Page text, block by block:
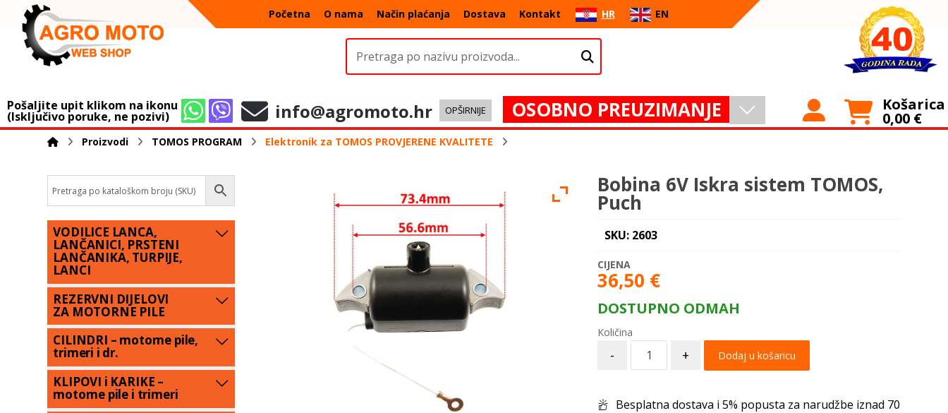
Početna O nama Način plaćanja Dostava Kontakt HR EN
Pošaljite upit klikom na ikonu
(Isključivo poruke, ne pozivi) info@agromoto.hr OPŠIRNIJE OSOBNO PREUZIMANJE Košarica
0,00 €
Proizvodi TOMOS PROGRAM Elektronik za TOMOS PROVJERENE KVALITETE
Bobina 6V Iskra sistem TOMOS,
Puch
SKU: 2603
36,50 €
DOSTUPNO ODMAH
- + Dodaj u košaricu
Besplatna dostava i 5% popusta za narudžbe iznad 70
VODILICE LANCA,
LANČANICI, PRSTENI
LANČANIKA, TURPIJE,
LANCI
REZERVNI DIJELOVI
ZA MOTORNE PILE
CILINDRI – motorne pile,
trimeri i dr.
KLIPOVI i KARIKE –
motorne pile i trimeri